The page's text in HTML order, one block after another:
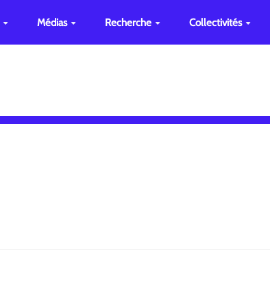
Médias Recherche Collectivités